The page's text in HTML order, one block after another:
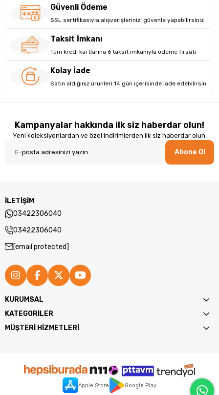
Güvenli Ödeme
SSL sertifikasıyla alışverişlerinizi güvenle yapabilirsiniz
Taksit İmkanı
Tüm kredi kartlarına 6 taksit imkanıyla ödeme fırsatı
Kolay İade
Satın aldığınız ürünleri 14 gün içerisinde iade edebilirsin
Kampanyalar hakkında ilk siz haberdar olun!
Yeni koleksiyonlardan ve özel indirimlerden ilk siz haberdar olun.
Abone Ol
İLETİŞİM
03422306040
03422306040
[email protected]
KURUMSAL
KATEGORİLER
MÜŞTERİ HİZMETLERİ
Apple Store Google Play